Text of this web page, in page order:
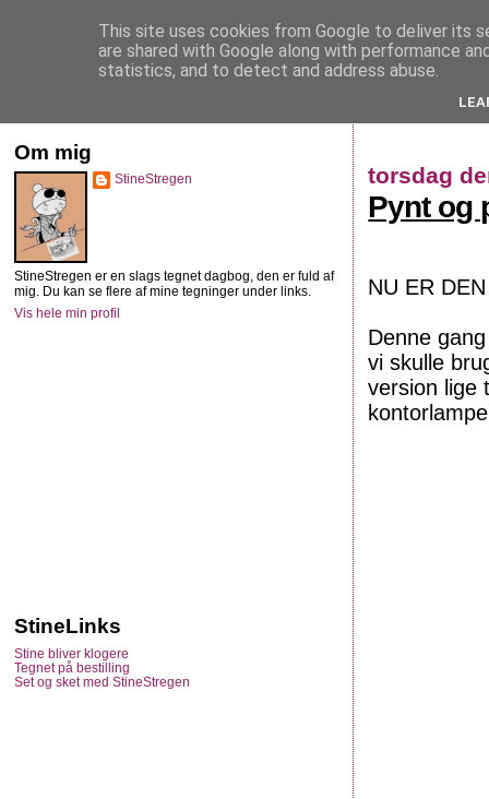
StineStregen
torsdag
Pynt og
NU ER
Denne
vi skulle
version lige
Om mig
StineStregen
StineStregen er en slags tegnet dagbog, den er fuld af
mig. Du kan se flere af mine tegninger under links.
Vis hele min profil
StineLinks
Stine bliver klogere
Tegnet på bestilling
Set og sket med StineStregen
This site uses cookies from Google to deliver its
are shared with Google along with performance
statistics, and to detect and address abuse.